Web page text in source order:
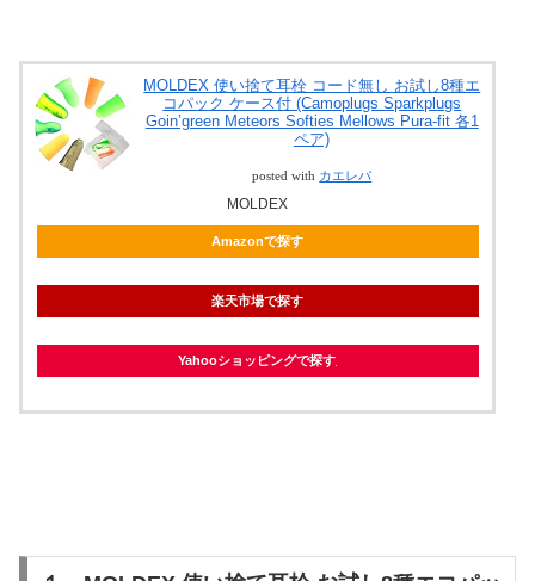
MOLDEX 使い捨て耳栓 コード無し お試し8種エ
コパック ケース付 (Camoplugs Sparkplugs
Goin’green Meteors Softies Mellows Pura-fit 各1
ペア)
posted with カエレバ
MOLDEX
Amazonで探す
楽天市場で探す
Yahooショッピングで探す